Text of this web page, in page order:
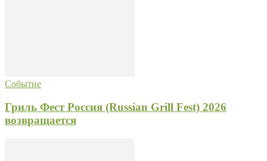
Событие
Гриль Фест Россия (Russian Grill Fest) 2026
возвращается